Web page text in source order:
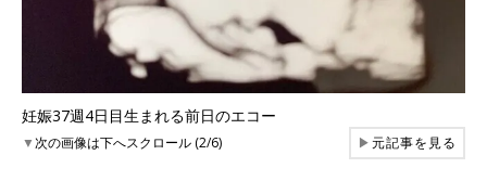
妊娠37週4日目生まれる前日のエコー
▼次の画像は下へスクロール (2/6) ▶元記事を見る